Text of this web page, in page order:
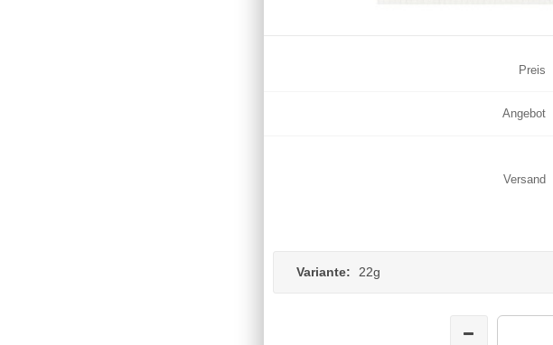
Preis
Angebot
Versand
Variante: 22g